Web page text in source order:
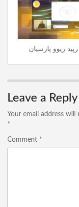
رپید ریوو پارسیان
Leave a Reply
Your email address will
*
Comment *